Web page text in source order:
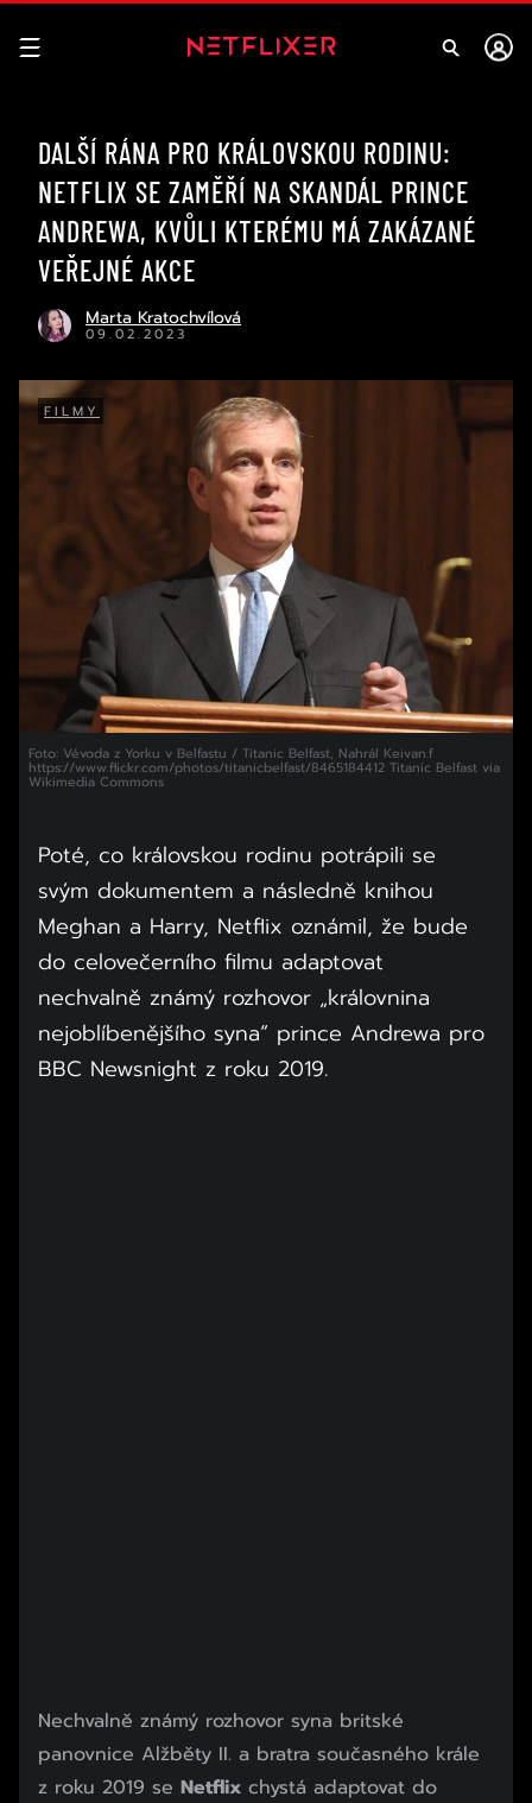
DALŠÍ RÁNA PRO KRÁLOVSKOU RODINU:
NETFLIX SE ZAMĚŘÍ NA SKANDÁL PRINCE
ANDREWA, KVŮLI KTERÉMU MÁ ZAKÁZANÉ
VEŘEJNÉ AKCE
Marta Kratochvílová
09.02.2023
FILMY
Foto: Vévoda z Yorku v Belfastu / Titanic Belfast, Nahrál Keivan.f
https://www.flickr.com/photos/titanicbelfast/8465184412 Titanic Belfast via
Wikimedia Commons
Poté, co královskou rodinu potrápili se
svým dokumentem a následně knihou
Meghan a Harry, Netflix oznámil, že bude
do celovečerního filmu adaptovat
nechvalně známý rozhovor „královnina
nejoblíbenějšího syna“ prince Andrewa pro
BBC Newsnight z roku 2019.
Nechvalně známý rozhovor syna britské
panovnice Alžběty II. a bratra současného krále
z roku 2019 se Netflix chystá adaptovat do